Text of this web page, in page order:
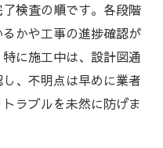
検査の順です。各段階
かや工事の進捗確認が
に施工中は、設計図通
、不明点は早めに業者
ラブルを未然に防げま